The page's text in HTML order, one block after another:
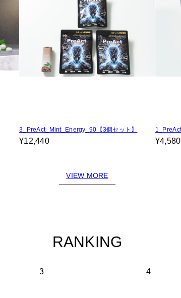
3_PreAct_Mint_Energy_90【3個セット】
¥12,440 ¥4,580
VIEW MORE
RANKING
3 4